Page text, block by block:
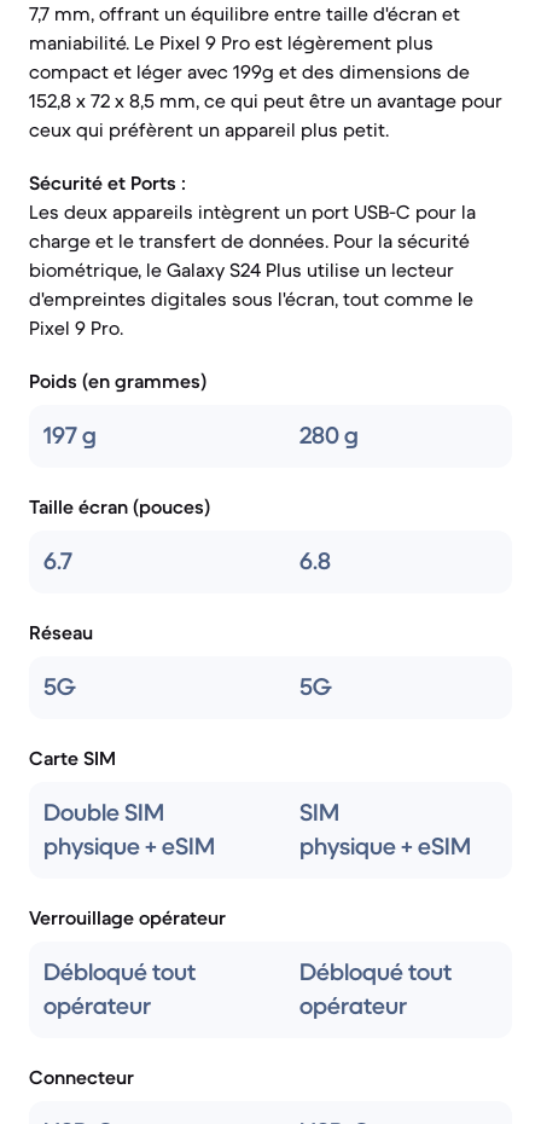
7,7 mm, offrant un équilibre entre taille d'écran et
maniabilité. Le Pixel 9 Pro est légèrement plus
compact et léger avec 199g et des dimensions de
152,8 x 72 x 8,5 mm, ce qui peut être un avantage pour
ceux qui préfèrent un appareil plus petit.
Sécurité et Ports :
Les deux appareils intègrent un port USB-C pour la
charge et le transfert de données. Pour la sécurité
biométrique, le Galaxy S24 Plus utilise un lecteur
d'empreintes digitales sous l'écran, tout comme le
Pixel 9 Pro.
Poids (en grammes)
197 g 280 g
Taille écran (pouces)
6.7 6.8
Réseau
5G 5G
Carte SIM
Double SIM
physique + eSIM
SIM
physique + eSIM
Verrouillage opérateur
Débloqué tout
opérateur
Débloqué tout
opérateur
Connecteur